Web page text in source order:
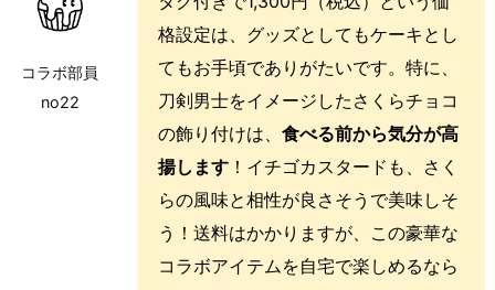
コラボ部員
no22
格設定は、グッズとしてもケーキとし
てもお手頃でありがたいです。特に、
刀剣男士をイメージしたさくらチョコ
の飾り付けは、 食べる前から気分が高
揚します ！イチゴカスタードも、さく
らの風味と相性が良さそうで美味しそ
う！送料はかかりますが、この豪華な
コラボアイテムを自宅で楽しめるなら